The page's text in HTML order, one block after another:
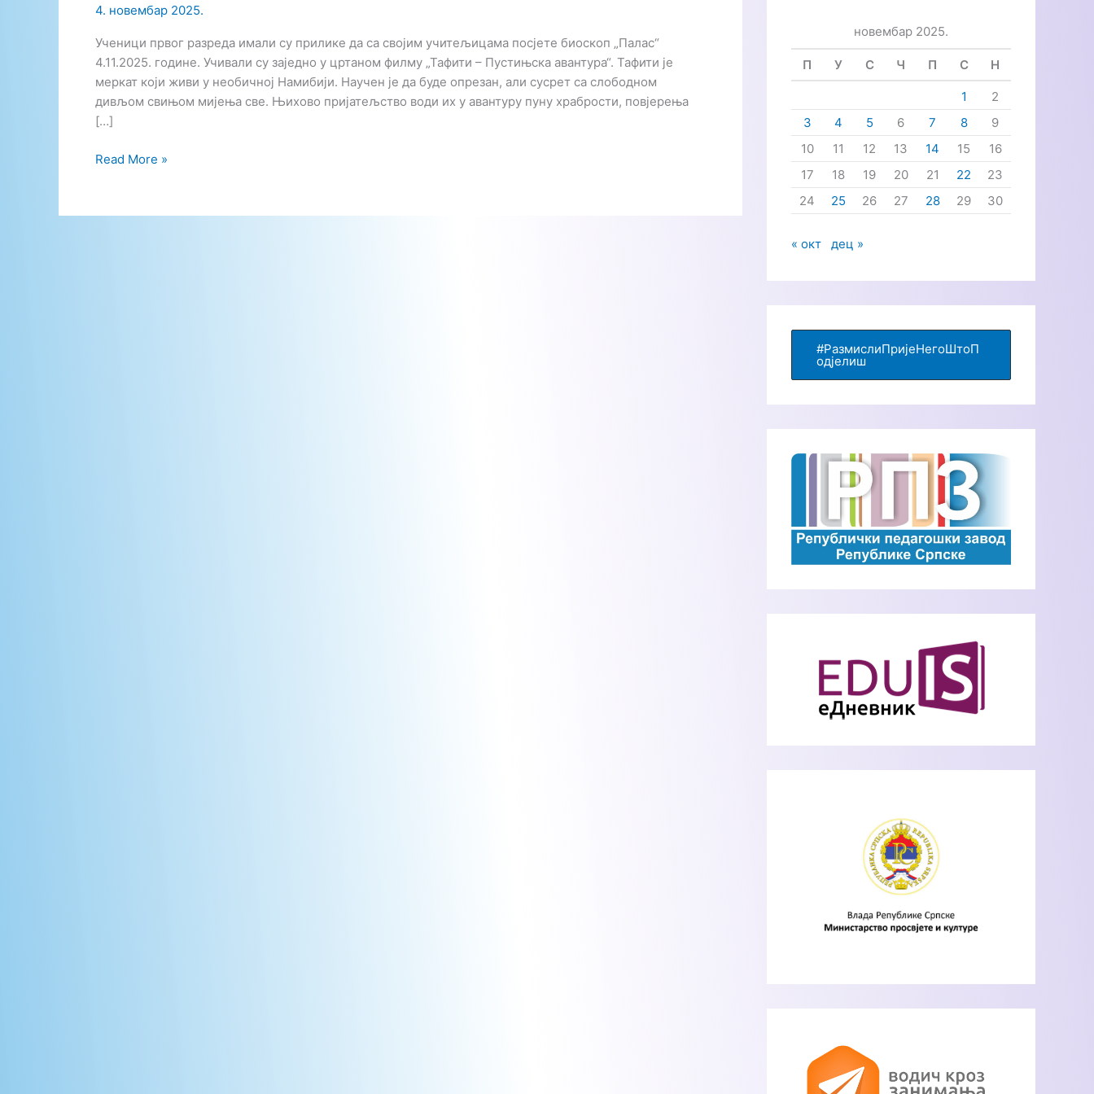
4. новембар 2025.
Ученици првог разреда имали су прилике да са својим учитељицама посјете биоскоп „Палас“
4.11.2025. године. Учивали су заједно у цртаном филму „Тафити – Пустињска авантура“. Тафити је
меркат који живи у необичној Намибији. Научен је да буде опрезан, али сусрет са слободном
дивљом свињом мијења све. Њихово пријатељство води их у авантуру пуну храбрости, повјерења
[…]
Посјета
Read More »
а
з
а
новембар 2025.
П У С Ч П С Н
1
2
3
4 5 6 7 8
9
10
11 12 13 14 15
16
17
18 19 20 21 22
23
24
25 26 27 28 29 30
« окт дец »
#РазмислиПријеНегоШтоП
одјелиш